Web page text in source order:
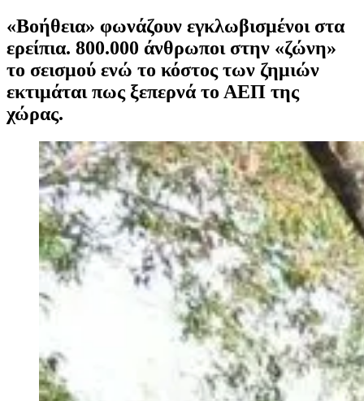
«Βοήθεια» φωνάζουν εγκλωβισμένοι στα
ερείπια. 800.000 άνθρωποι στην «ζώνη»
το σεισμού ενώ το κόστος των ζημιών
εκτιμάται πως ξεπερνά το ΑΕΠ της
χώρας.